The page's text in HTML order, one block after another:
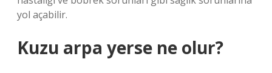
yol açabilir.
Kuzu arpa yerse ne olur?